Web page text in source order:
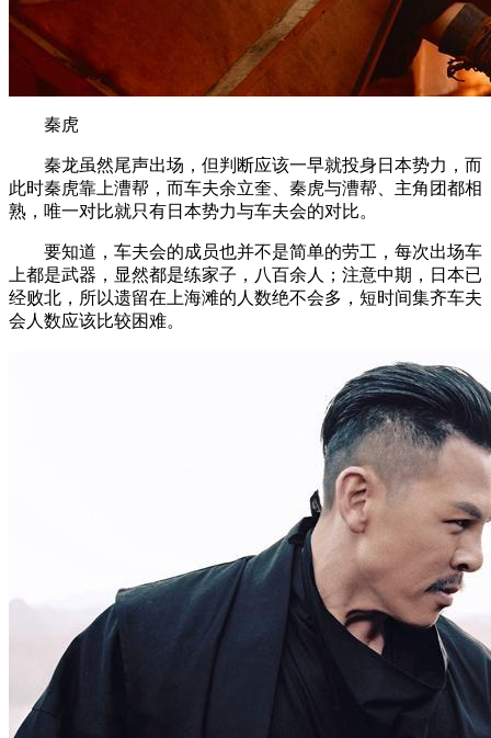
秦虎
秦龙虽然尾声出场，但判断应该一早就投身日本势力，而
此时秦虎靠上漕帮，而车夫余立奎、秦虎与漕帮、主角团都相
熟，唯一对比就只有日本势力与车夫会的对比。
要知道，车夫会的成员也并不是简单的劳工，每次出场车
上都是武器，显然都是练家子，八百余人；注意中期，日本已
经败北，所以遗留在上海滩的人数绝不会多，短时间集齐车夫
会人数应该比较困难。